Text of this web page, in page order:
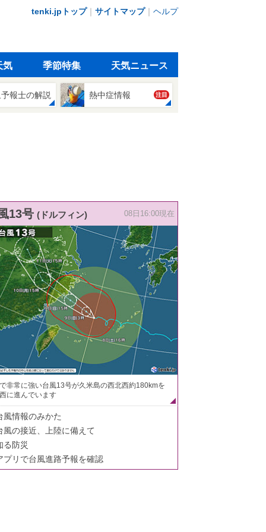
tenki.jpトップ｜ サイトマップ｜ ヘルプ
気 季節特集 天気ニュース
報士の解説 熱中症情報 注目
13号 (ドルフィン) 08日16:00現在
非常に強い台風13号が久米島の西北西約180kmを
に進んでいます
風情報のみかた
風の接近、上陸に備えて
る防災
プリで台風進路予報を確認